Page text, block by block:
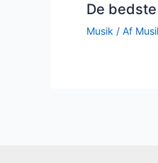
De
Musik / Af